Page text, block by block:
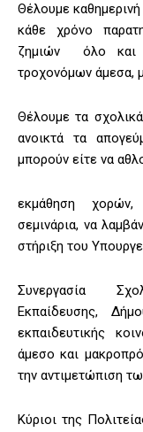
Θέλουμε
κάθε χρόνο
ζημιών όλο και
τροχονόμων άμεσα,
Θέλουμε τα
ανοικτά τα
μπορούν είτε να
εκμάθηση χορών,
σεμινάρια, να
στήριξη του
Συνεργασία
Εκπαίδευσης,
εκπαιδευτικής
άμεσο και
την αντιμετώπιση
Κύριοι της